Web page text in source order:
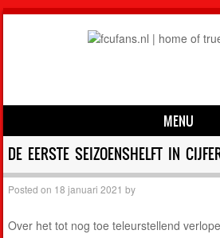
MENU
Skip to content
DE EERSTE SEIZOENSHELFT IN
Posted on 18 januari 2021 by
Over het tot nog toe teleurstellend